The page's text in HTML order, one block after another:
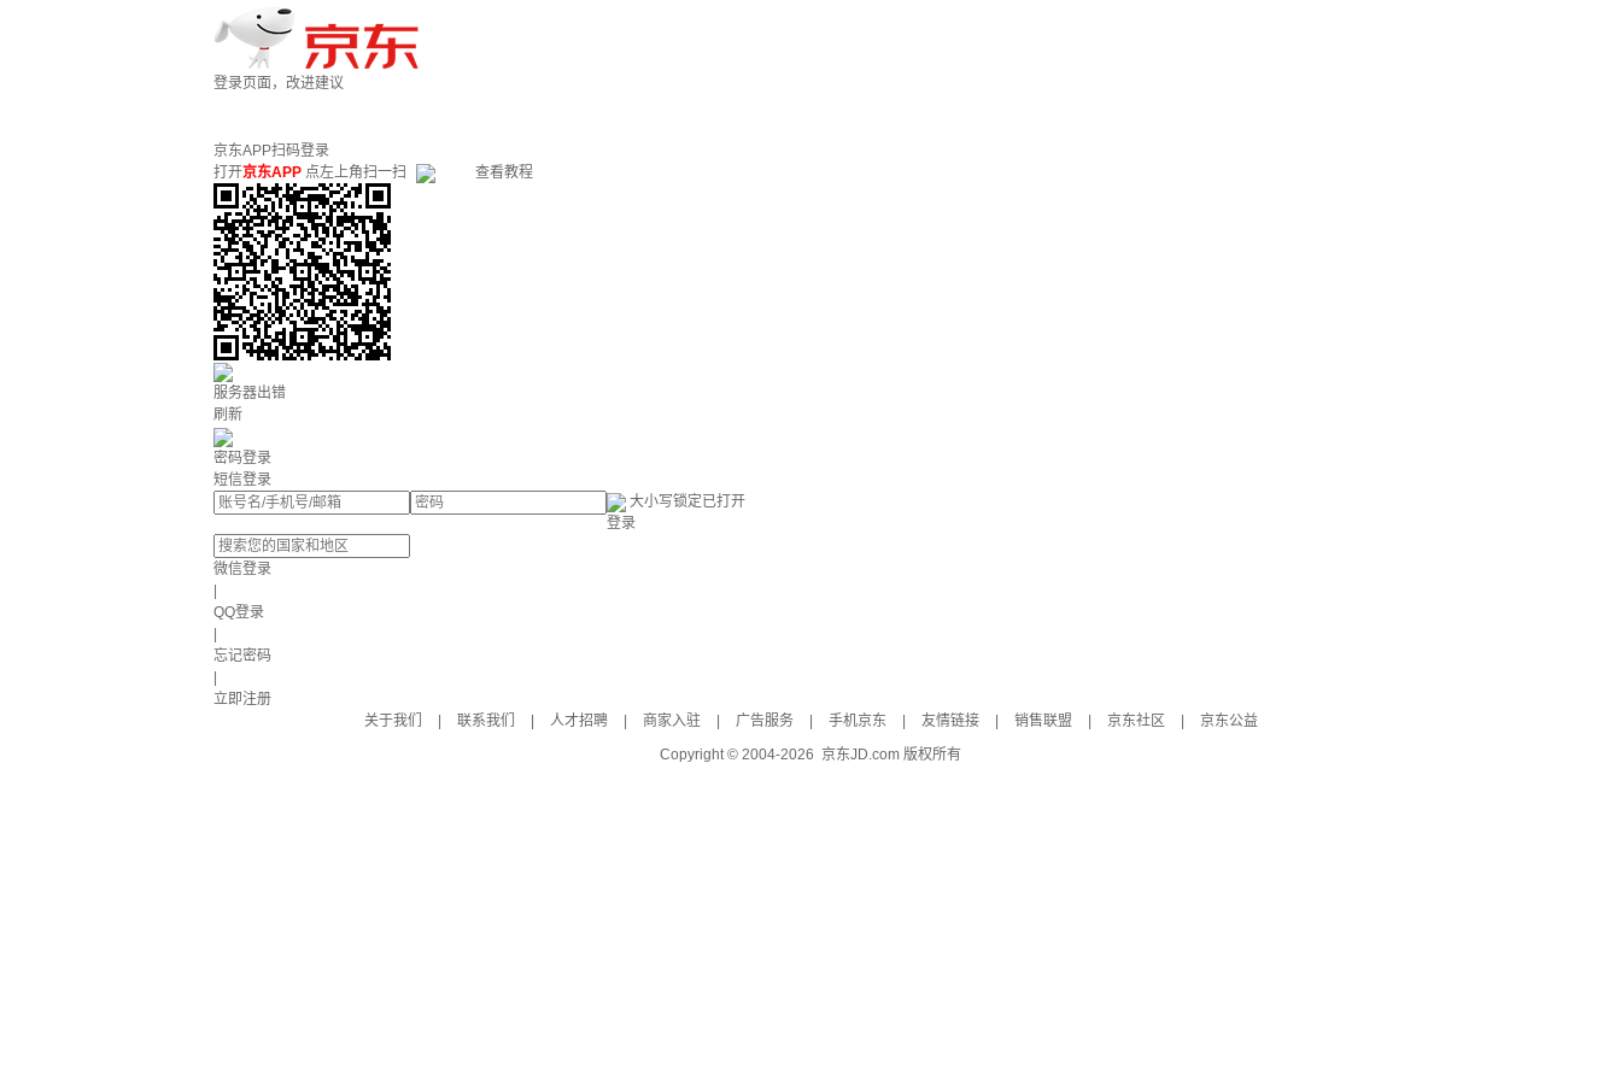
登录页面，改进建议
京东APP扫码登录
打开京东APP 点左上角扫一扫 查看教程
服务器出错
刷新
密码登录
短信登录
大小写锁定已打开
登录
微信登录
QQ登录
忘记密码
立即注册
关于我们
联系我们 人才招聘 商家入驻 广告服务 手机京东 友情链接 销售联盟 京东社区
京东公益
Copyright © 2004-2026 京东JD.com 版权所有